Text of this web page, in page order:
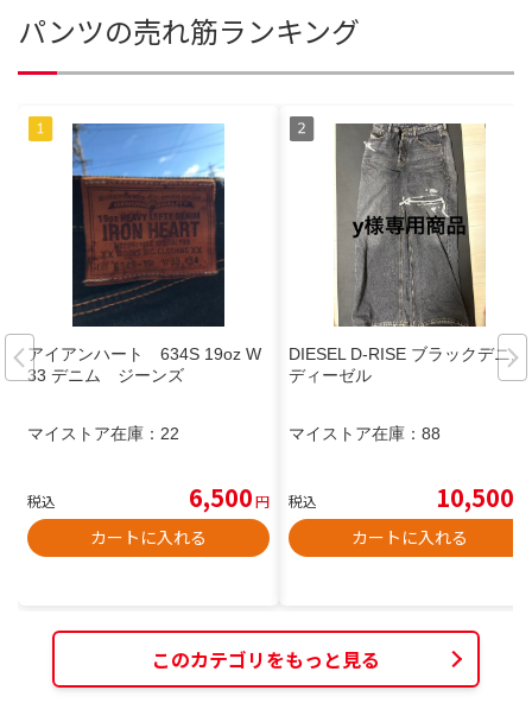
パンツの売れ筋ランキング
アイアンハート 634S 19oz W
33 デニム ジーンズ
マイストア在庫： 22
税込 6,500円
カートに入れる
DIESEL D-RISE ブラックデニム
ディーゼル
マイストア在庫： 88
税込 10,500
カートに入れる
このカテゴリをもっと見る